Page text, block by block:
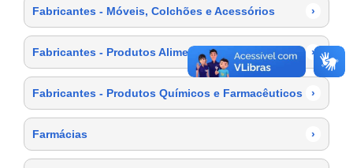
Fabricantes - Móveis, Colchões e Acessórios ›
Fabricantes - Produtos Alimentícios ›
Fabricantes - Produtos Químicos e Farmacêuticos ›
Farmácias ›